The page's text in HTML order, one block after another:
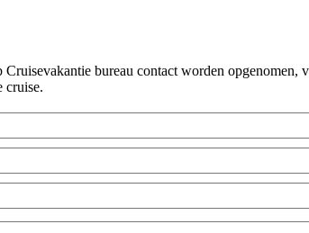
bureau contact worden
cruise.